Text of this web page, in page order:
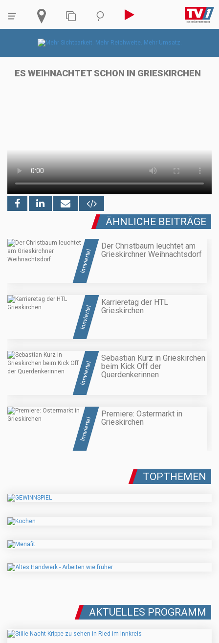
ES WEIHNACHTET SCHON IN GRIESKIRCHEN
ÄHNLICHE BEITRÄGE
Innviertel
Der Christbaum leuchtet am
Grieskirchner Weihnachtsdorf
Innviertel
Karrieretag der HTL
Grieskirchen
Innviertel
Sebastian Kurz in Grieskirchen
beim Kick Off der
Querdenkerinnen
Innviertel
Premiere: Ostermarkt in
Grieskirchen
TOPTHEMEN
AKTUELLES PROGRAMM